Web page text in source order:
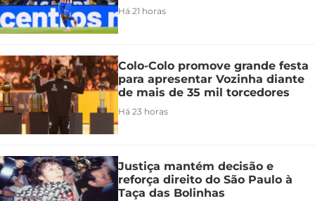
Há 21 horas
Colo-Colo promove grande festa
para apresentar Vozinha diante
de mais de 35 mil torcedores
Há 23 horas
Justiça mantém decisão e
reforça direito do São Paulo à
Taça das Bolinhas